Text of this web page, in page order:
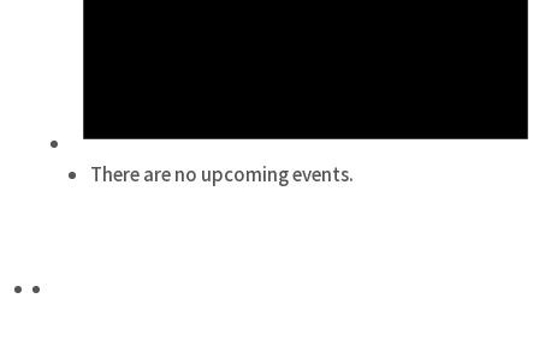
There are no upcoming events.